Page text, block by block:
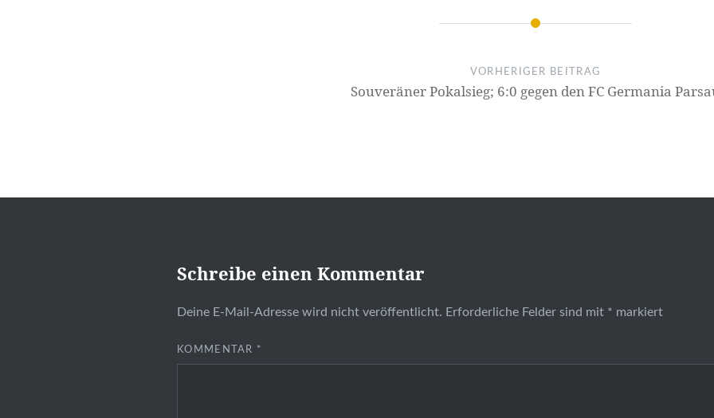
VORHERIGER BEITRAG
Souveräner Pokalsieg; 6:0 gegen den FC Germania
Schreibe einen Kommentar
Deine E-Mail-Adresse wird nicht veröffentlicht. Erforderliche Felder sind mit * markiert
KOMMENTAR *